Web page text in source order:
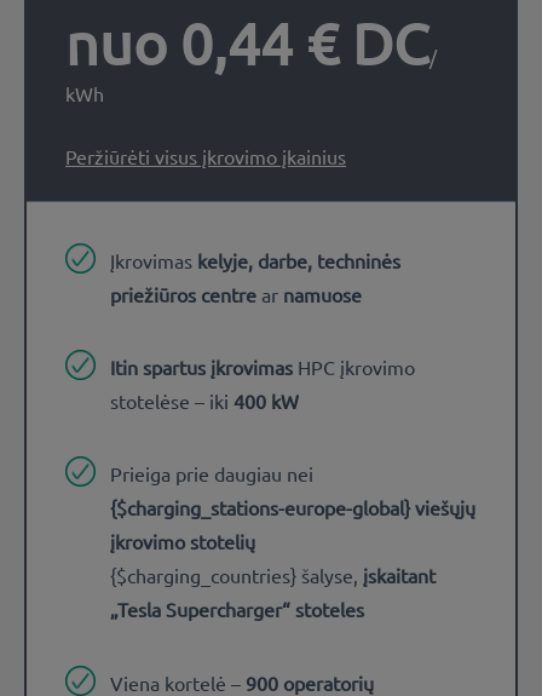
nuo 0,44 € DC/
kWh
Peržiūrėti visus įkrovimo įkainius
Įkrovimas kelyje, darbe, techninės
priežiūros centre ar namuose
Itin spartus įkrovimas HPC įkrovimo
stotelėse – iki 400 kW
Prieiga prie daugiau nei
{$charging_stations-europe-global} viešųjų
įkrovimo stotelių
{$charging_countries} šalyse, įskaitant
„Tesla Supercharger“ stoteles
Viena kortelė – 900 operatorių